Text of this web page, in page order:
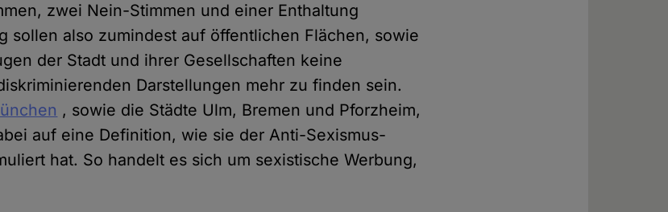
zwei Nein-Stimmen und einer Enthaltung
sollen also zumindest auf öffentlichen Flächen, sowie
der Stadt und ihrer Gesellschaften keine
Darstellungen mehr zu finden sein.
, sowie die Städte Ulm, Bremen und Pforzheim,
auf eine Definition, wie sie der Anti-Sexismus-
hat. So handelt es sich um sexistische Werbung,